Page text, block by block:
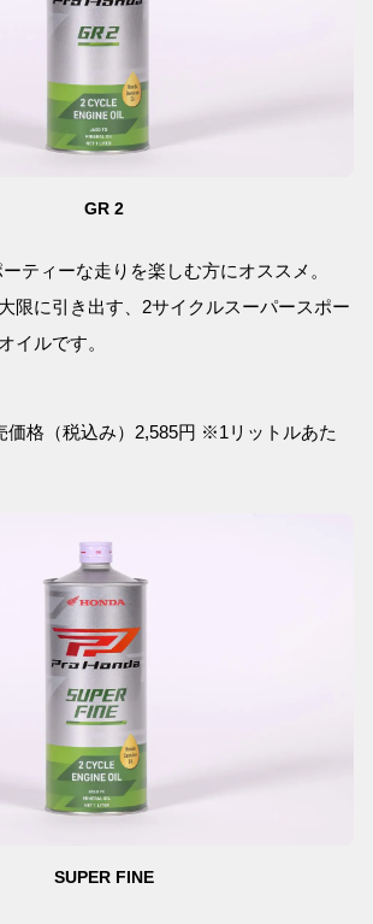
GR 2
ーティーな走りを楽しむ方にオススメ。
限に引き出す、2サイクルスーパースポー
イルです。
価格（税込み）2,585円 ※1リットルあた
SUPER FINE